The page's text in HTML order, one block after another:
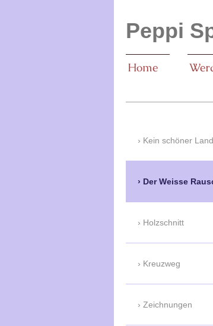
Peppi
Home
Kein schöner Land
Der Weisse
Holzschnitt
Kreuzweg
Zeichnungen